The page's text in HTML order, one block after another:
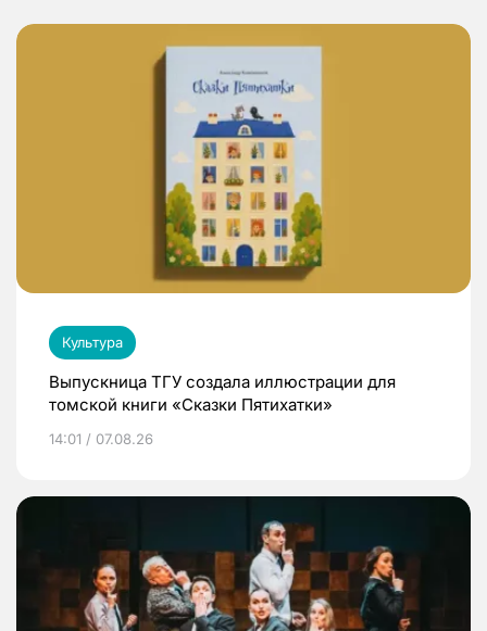
Культура
Выпускница ТГУ создала иллюстрации для
томской книги «Сказки Пятихатки»
14:01 / 07.08.26